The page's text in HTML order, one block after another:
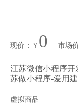
现价 ： ￥ 0 市场
江苏微信小程序开
苏做小程序-爱用
虚拟商品